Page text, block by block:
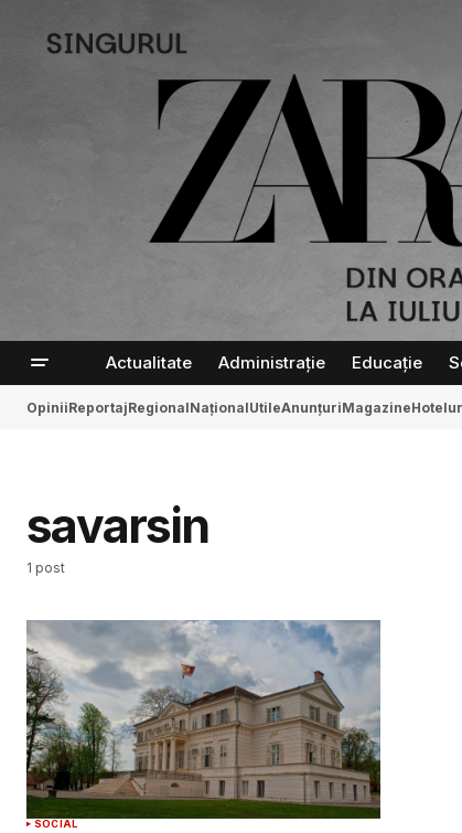
Actualitate Administrație Educație
OpiniiReportajRegionalNaționalUtileAnunțuriMagazine
savarsin
1 post
SOCIAL